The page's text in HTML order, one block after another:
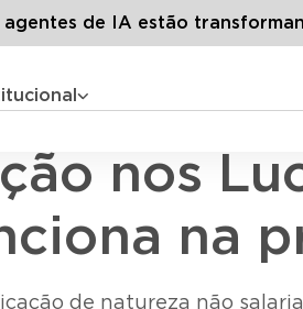
de IA estão
que é Participação nos Lucros e
nos
na
de natureza não